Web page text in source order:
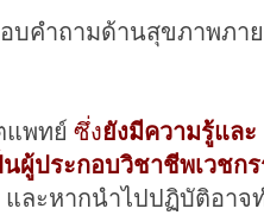
บคำถามด้านสุขภาพภา
แพทย์ ซึ่งยังมีความรู้และ
ผู้ประกอบวิชาชีพเวชก
ละหากนำไปปฏิบัติอาจ